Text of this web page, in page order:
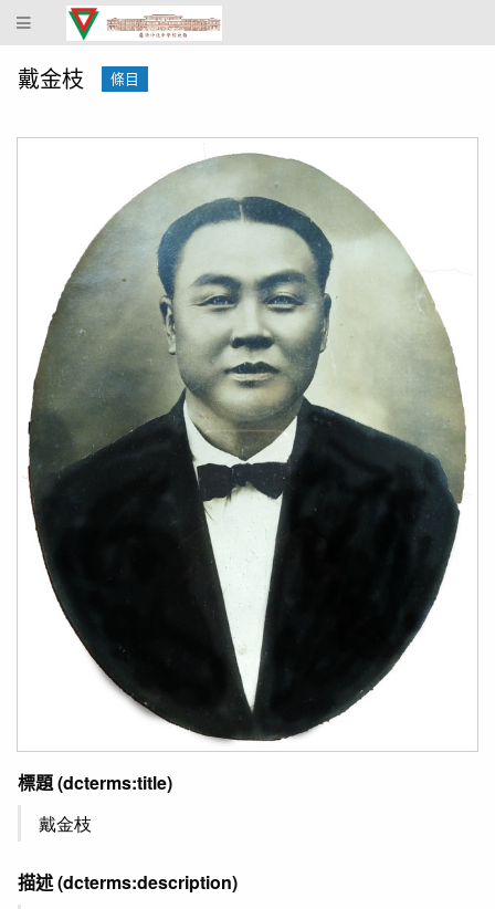
蔴
坡
學
校
史
戴金枝 條目
標題(dcterms:title)
戴金枝
描述(dcterms:description)